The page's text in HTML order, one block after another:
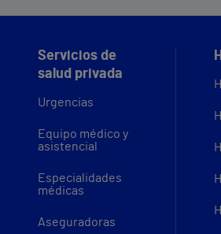
Servicios de
salud privada
Urgencias
Equipo médico y
asistencial
Especialidades
médicas
Aseguradoras